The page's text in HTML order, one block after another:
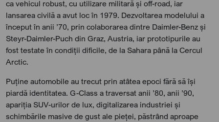
ca vehicul robust, cu utilizare militară și off-road, iar
lansarea civilă a avut loc în 1979. Dezvoltarea modelului a
început în anii ’70, prin colaborarea dintre Daimler-Benz și
Steyr-Daimler-Puch din Graz, Austria, iar prototipurile au
fost testate în condiții dificile, de la Sahara până la Cercul
Arctic.
Puține automobile au trecut prin atâtea epoci fără să își
piardă identitatea. G-Class a traversat anii ’80, anii ’90,
apariția SUV-urilor de lux, digitalizarea industriei și
schimbările masive de gust ale pieței, păstrând aproape